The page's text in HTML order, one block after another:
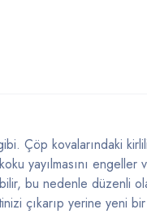
Çöp kovalarındaki
yayılmasını engeller
bu nedenle düzenli
çıkarıp yerine yeni